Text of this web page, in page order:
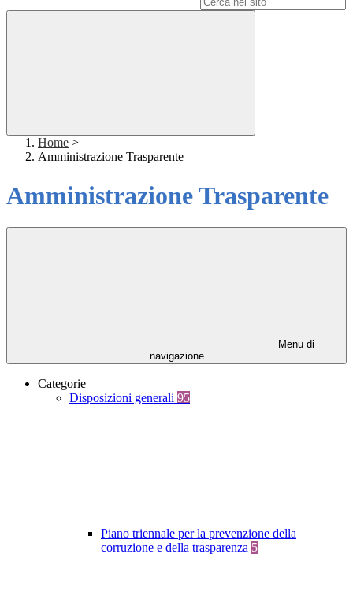
Home >
Amministrazione Trasparente
Amministrazione Trasparente
Menu di
navigazione
Categorie
Disposizioni generali 95
Piano triennale per la prevenzione della
corruzione e della trasparenza 5